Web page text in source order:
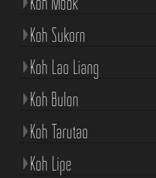
Koh Sukorn
Koh Lao Liang
Koh Bulon
Koh Tarutao
Koh Lipe